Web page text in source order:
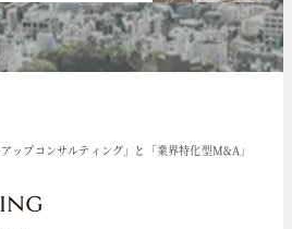
ップコンサルティング」と「業界特化型M&A」